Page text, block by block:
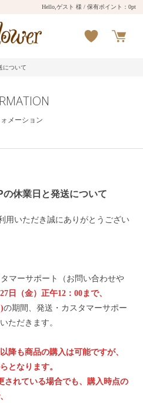
Hello,ゲスト 様 / 保有ポイント：0pt
について
メーション
の休業日と発送について
用いただき誠にありがとうござい
マーサポート（お問い合わせや
日（金）正午12：00まで、
の期間、発送・カスタマーサポー
ただきます。
降も商品の購入は可能ですが、
となります。
されている場合でも、購入時点の